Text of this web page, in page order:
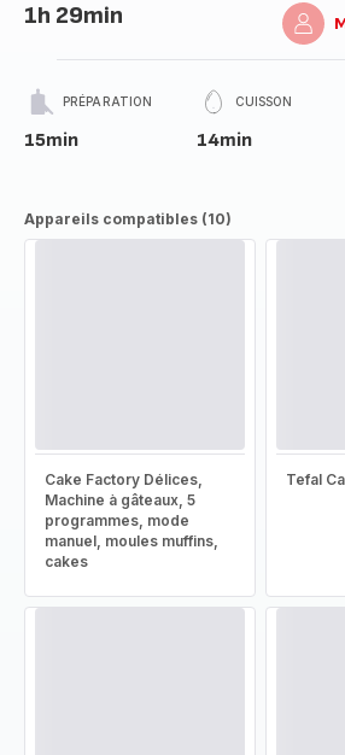
1h 29min
PRÉPARATION
15min
CUISSON
14min
Appareils compatibles (10)
Cake Factory Délices,
Machine à gâteaux, 5
programmes, mode
manuel, moules muffins,
cakes
Tefal